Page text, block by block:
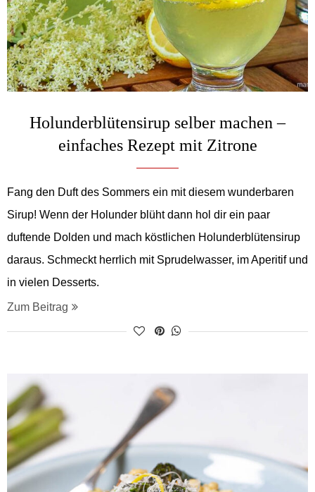
Holunderblütensirup selber machen –
einfaches Rezept mit Zitrone
Fang den Duft des Sommers ein mit diesem wunderbaren
Sirup! Wenn der Holunder blüht dann hol dir ein paar
duftende Dolden und mach köstlichen Holunderblütensirup
daraus. Schmeckt herrlich mit Sprudelwasser, im Aperitif und
in vielen Desserts.
Zum Beitrag